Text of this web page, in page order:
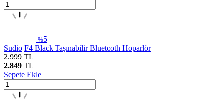
%5
Sudio F4 Black Taşınabilir Bluetooth Hoparlör
2.999 TL
2.849 TL
Sepete Ekle